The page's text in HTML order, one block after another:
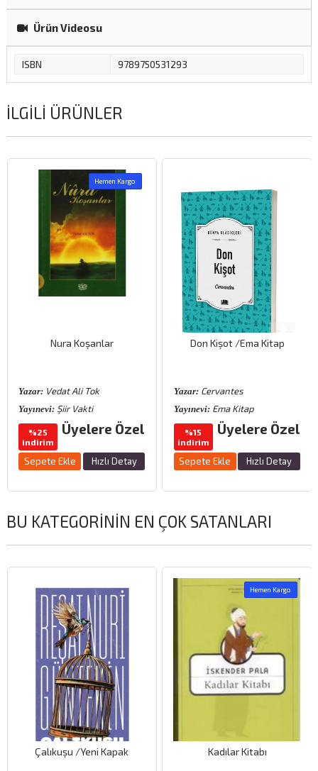
Ürün Videosu
ISBN 9789750531293
İLGILI ÜRÜNLER
Hemen Kargo
Nura Koşanlar
Yazar: Vedat Ali Tok
Yayınevi: Şiir Vakti
%25
indirim
Üyelere Özel
Sepete Ekle Hızlı Detay
Don Kişot /Ema Kitap
Yazar:Cervantes
Yayınevi:Ema Kitap
%15
indirim
Üyelere Özel
Sepete Ekle Hızlı Detay
BU KATEGORININ EN ÇOK SATANLARI
Çalıkuşu /Yeni Kapak
Hemen Kargo
Kadılar Kitabı